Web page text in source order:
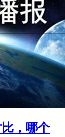
，哪个